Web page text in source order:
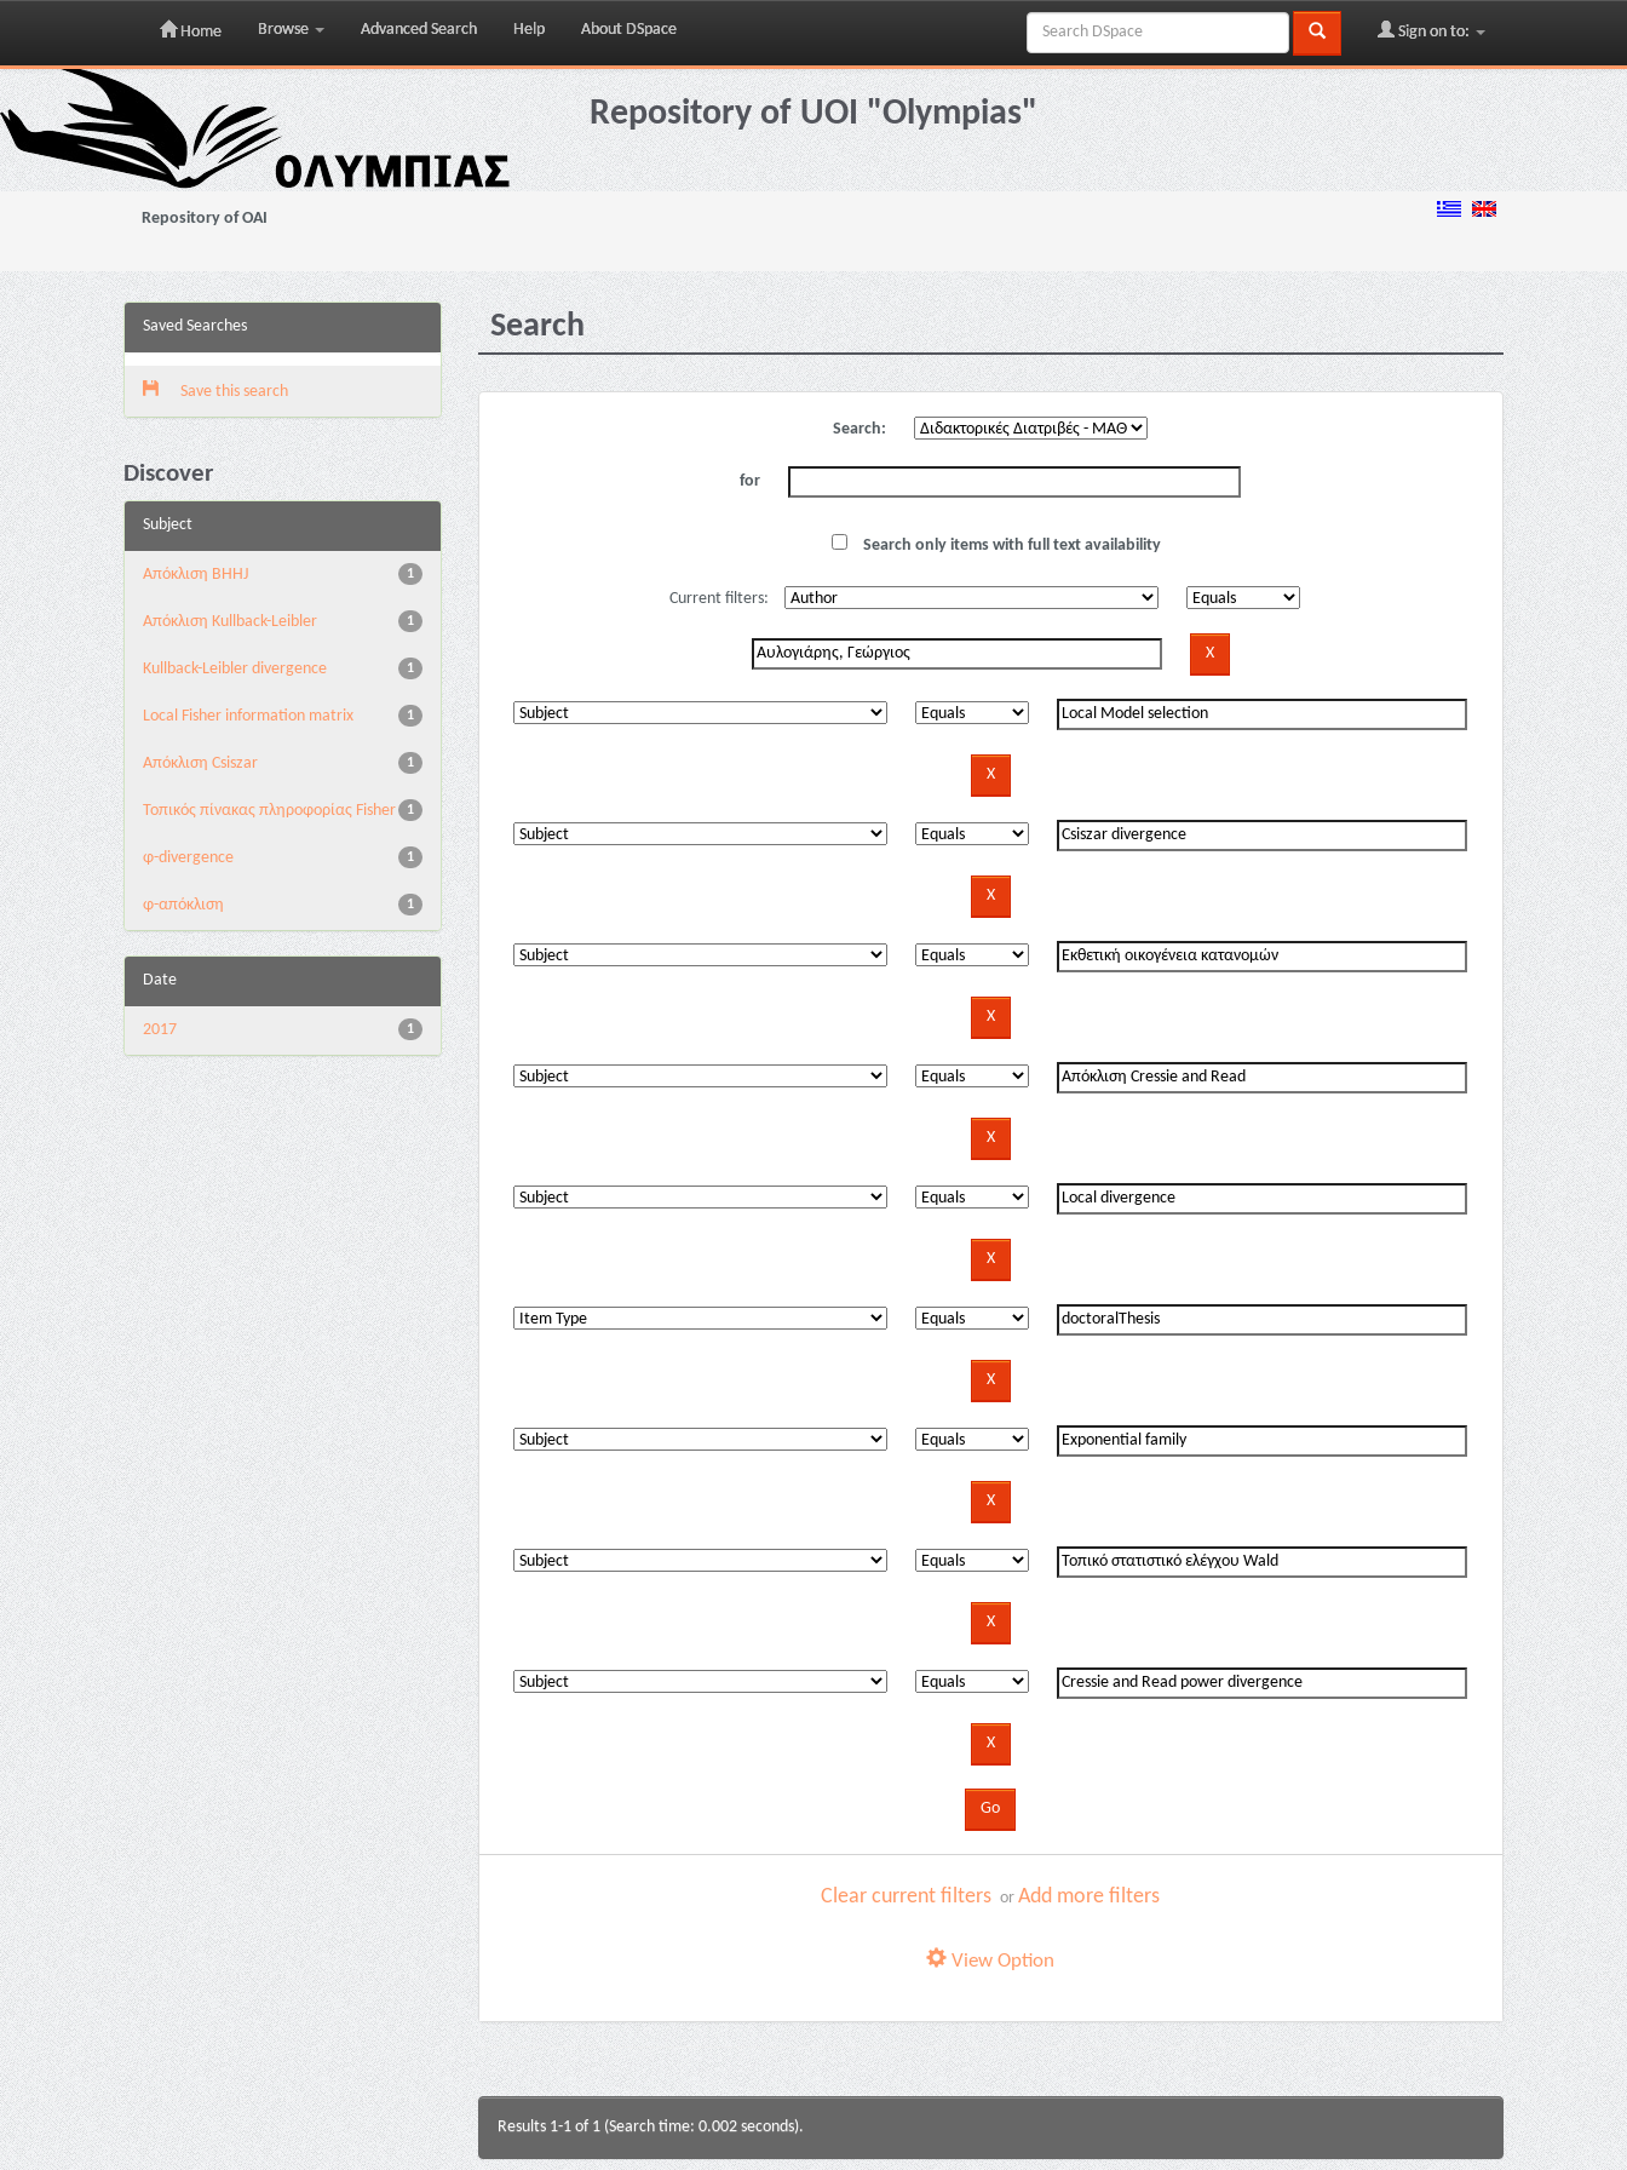
Skip
navigation
Home Browse Advanced Search Help About DSpace Sign on to:
Repository of UOI "Olympias"
Repository of OAI
Saved Searches
Save this search
Discover
Subject
1
Aπόκλιση BHHJ
1
Aπόκλιση Kullback-Leibler
1
Kullback-Leibler divergence
1
Local Fisher information matrix
1
Απόκλιση Csiszar
1
Τοπικός πίνακας πληροφορίας Fisher
1
φ-divergence
1
φ-απόκλιση
Date
1
2017
Search
Search:
for
Search only items with full text availability
Current filters:
Clear current filters orAdd more filters
View Option
Results 1-1 of 1 (Search time: 0.002 seconds).